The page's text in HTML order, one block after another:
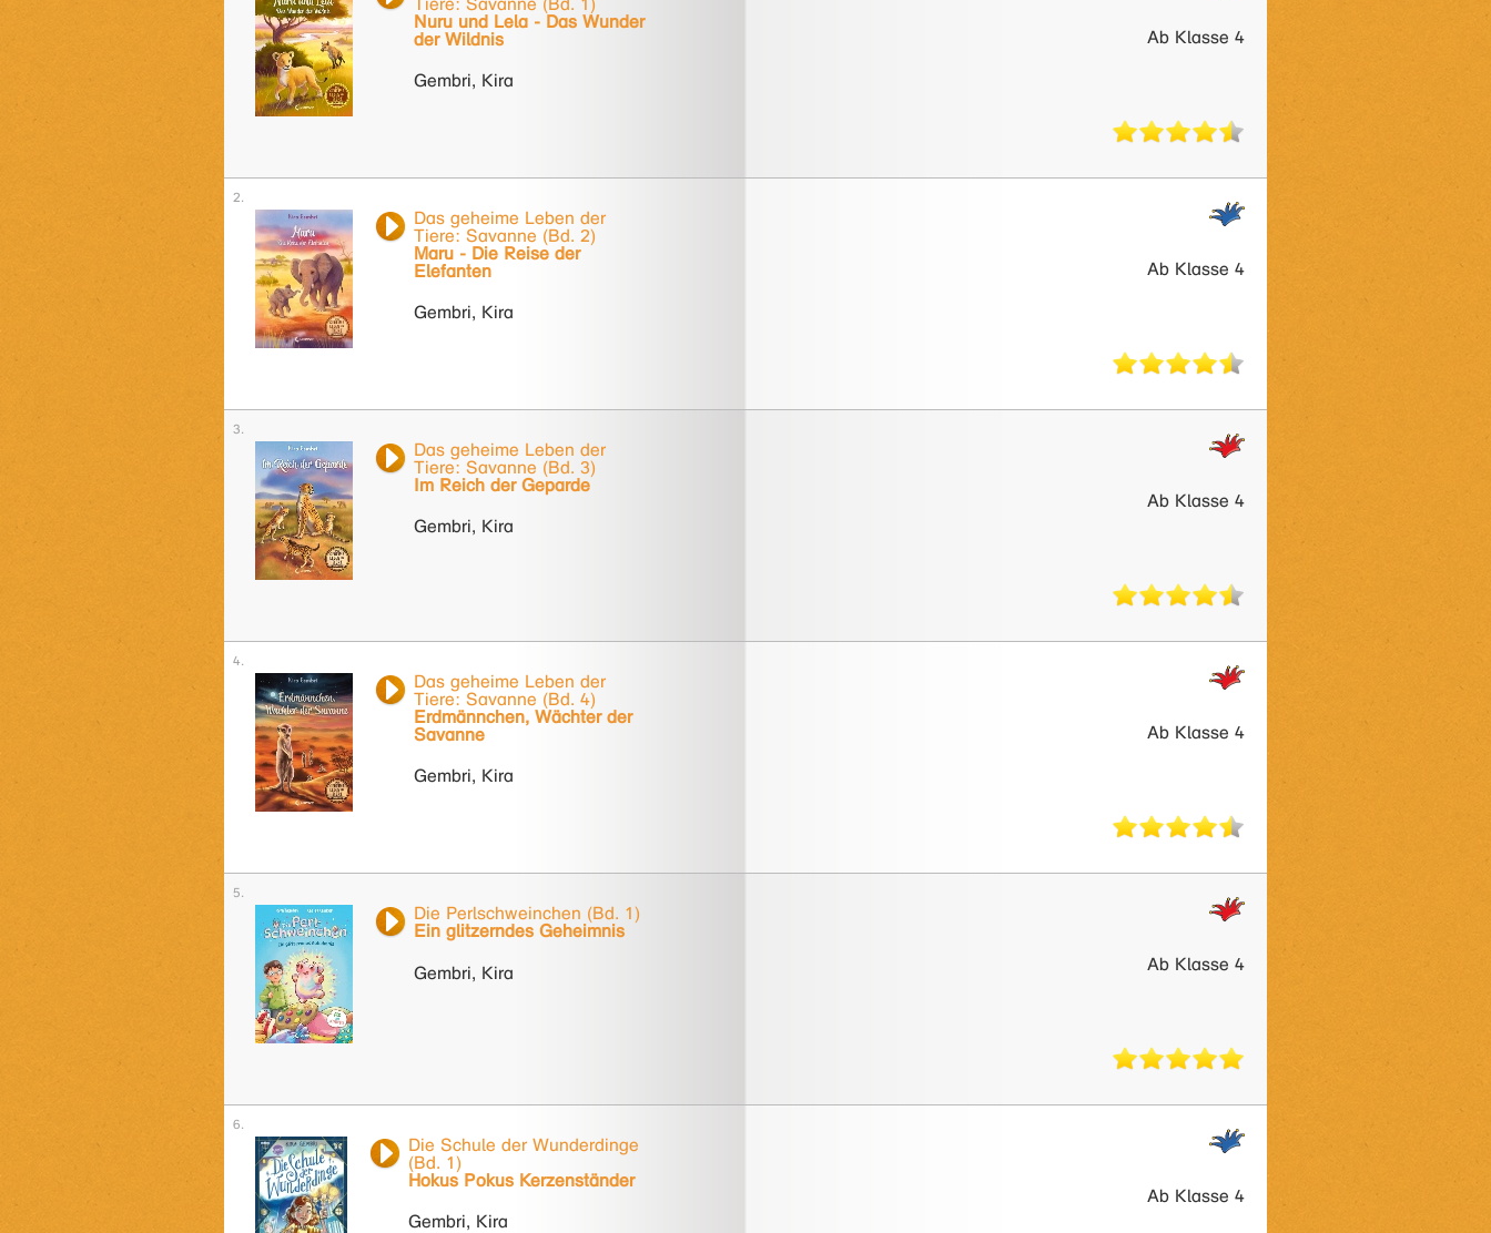
Nuru und Lela - Das Wunder
der Wildnis
Gembri, Kira
Ab Klasse 4
Das geheime Leben der
Tiere: Savanne (Bd. 2)
Maru - Die Reise der
Elefanten
Gembri, Kira
Ab Klasse 4
Das geheime Leben der
Tiere: Savanne (Bd. 3)
Im Reich der Geparde
Gembri, Kira
Ab Klasse 4
Das geheime Leben der
Tiere: Savanne (Bd. 4)
Erdmännchen, Wächter der
Savanne
Gembri, Kira
Ab Klasse 4
Die Perlschweinchen (Bd. 1)
Ein glitzerndes Geheimnis
Gembri, Kira
Ab Klasse 4
Die Schule der Wunderdinge
(Bd. 1)
Hokus Pokus Kerzenständer
Gembri, Kira
Ab Klasse 4